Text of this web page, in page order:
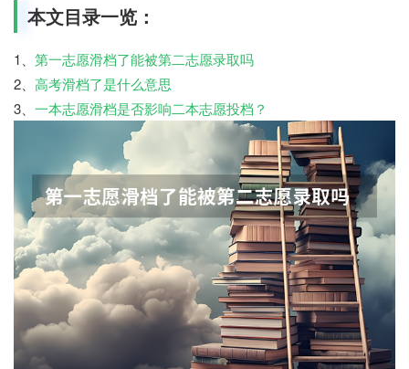
本文目录一览：
1、 第一志愿滑档了能被第二志愿录取吗
2、 高考滑档了是什么意思
3、 一本志愿滑档是否影响二本志愿投档？